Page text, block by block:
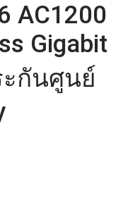
AC1200
Gigabit
ะกันศูนย์